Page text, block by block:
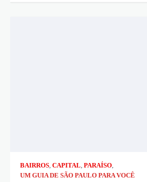
BAIRROS, CAPITAL, PARAÍSO,
UM GUIA DE SÃO PAULO PARA VOCÊ